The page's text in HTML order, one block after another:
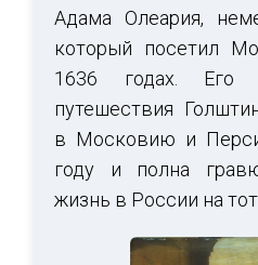
Адама Олеария,
который посетил
1636 годах. Его
путешествия
в Московию и
году и полна
жизнь в России на тот